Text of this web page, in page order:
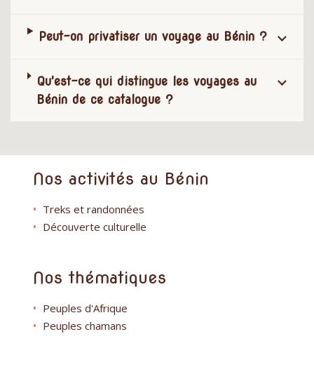
Peut-on privatiser un voyage au Bénin ?
Qu'est-ce qui distingue les voyages au
Bénin de ce catalogue ?
Nos activités au Bénin
Treks et randonnées
Découverte culturelle
Nos thématiques
Peuples d'Afrique
Peuples chamans